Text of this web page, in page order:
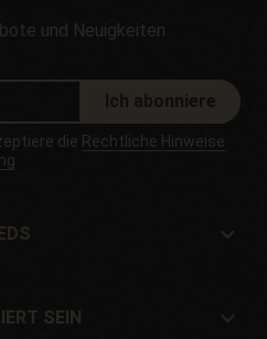
und Neuigkeiten
Ich abonniere
die Rechtliche Hinweise
SEIN